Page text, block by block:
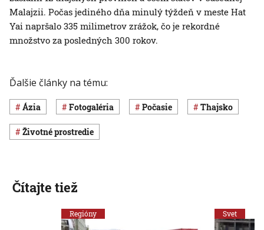
Malajzii. Počas jediného dňa minulý týždeň v meste Hat
Yai napršalo 335 milimetrov zrážok, čo je rekordné
množstvo za posledných 300 rokov.
Ďalšie články na tému:
Ázia Fotogaléria Počasie Thajsko
Životné prostredie
Čítajte tiež
Regióny Svet